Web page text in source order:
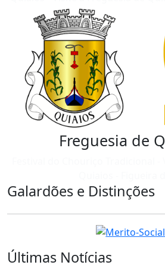
Freguesia de
Galardões e Distinções
Últimas Notícias